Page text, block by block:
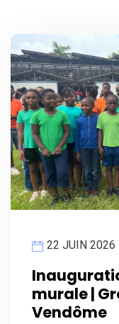
22 JUIN 2026
murale |
Vendôme